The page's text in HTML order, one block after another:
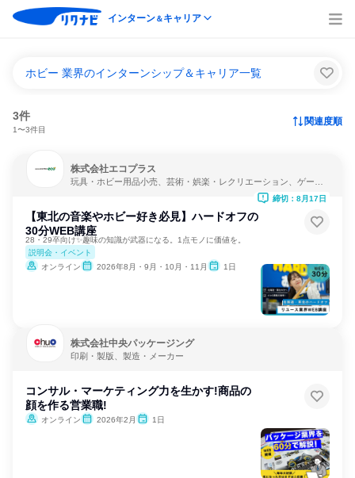
インターン＆キャリア
ホビー 業界のインターンシップ＆キャリア一覧
3件
1〜3件目
関連度順
株式会社エコプラス
玩具・ホビー用品小売、芸術・娯楽・レクリエーション、ゲーム
【東北の音楽やホビー好き必見】ハードオフの
30分WEB講座
28・29卒向け✨趣味の知識が武器になる。1点モノに価値を。
説明会・イベント
オンライン
2026年8月・9月・10月・11月 1日
締切：8月17日
株式会社中央パッケージング
印刷・製版、製造・メーカー
コンサル・マーケティング力を生かす!商品の
顔を作る営業職!
オンライン 2026年2月 1日